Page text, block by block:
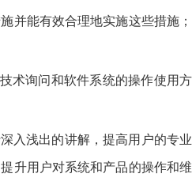
并能有效合理地实施这些措施；
术询问和软件系统的操作使用方
浅出的讲解，提高用户的专业
升用户对系统和产品的操作和维